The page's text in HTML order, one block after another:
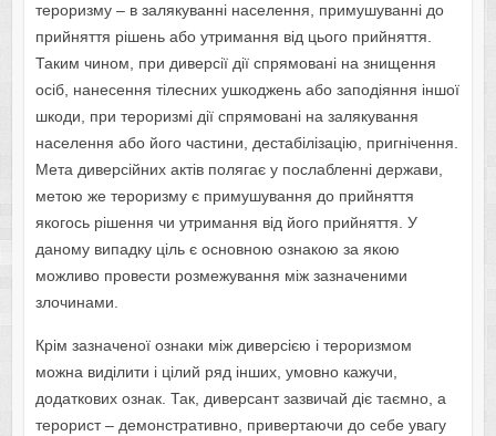
тероризму – в залякуванні населення, примушуванні до
прийняття рішень або утримання від цього прийняття.
Таким чином, при диверсії дії спрямовані на знищення
осіб, нанесення тілесних ушкоджень або заподіяння іншої
шкоди, при тероризмі дії спрямовані на залякування
населення або його частини, дестабілізацію, пригнічення.
Мета диверсійних актів полягає у послабленні держави,
метою же тероризму є примушування до прийняття
якогось рішення чи утримання від його прийняття. У
даному випадку ціль є основною ознакою за якою
можливо провести розмежування між зазначеними
злочинами.
Крім зазначеної ознаки між диверсією і тероризмом
можна виділити і цілий ряд інших, умовно кажучи,
додаткових ознак. Так, диверсант зазвичай діє таємно, а
терорист – демонстративно, привертаючи до себе увагу